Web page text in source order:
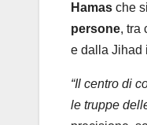
Hamas che
persone, tra
e dalla Jihad
“Il centro di
le truppe